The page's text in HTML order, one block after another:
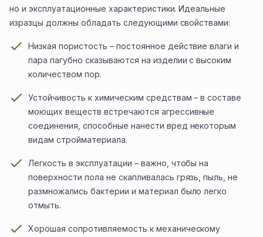
но и эксплуатационные характеристики. Идеальные
изразцы должны обладать следующими свойствами:
Низкая пористость – постоянное действие влаги и
пара пагубно сказываются на изделии с высоким
количеством пор.
Устойчивость к химическим средствам – в составе
моющих веществ встречаются агрессивные
соединения, способные нанести вред некоторым
видам стройматериала.
Легкость в эксплуатации – важно, чтобы на
поверхности пола не скапливалась грязь, пыль, не
размножались бактерии и материал было легко
отмыть.
Хорошая сопротивляемость к механическому